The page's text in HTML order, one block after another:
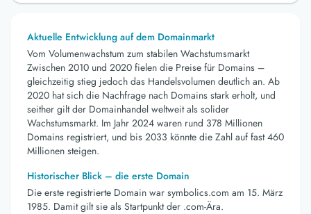
Aktuelle Entwicklung auf dem Domainmarkt
Vom Volumenwachstum zum stabilen Wachstumsmarkt
Zwischen 2010 und 2020 fielen die Preise für Domains –
gleichzeitig stieg jedoch das Handelsvolumen deutlich an. Ab
2020 hat sich die Nachfrage nach Domains stark erholt, und
seither gilt der Domainhandel weltweit als solider
Wachstumsmarkt. Im Jahr 2024 waren rund 378 Millionen
Domains registriert, und bis 2033 könnte die Zahl auf fast 460
Millionen steigen.
Historischer Blick – die erste Domain
Die erste registrierte Domain war symbolics.com am 15. März
1985. Damit gilt sie als Startpunkt der .com-Ära.